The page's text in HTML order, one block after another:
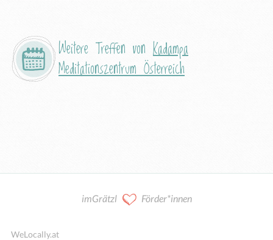
Weitere Treffen von Kadampa
Meditationszentrum Österreich
imGrätzl Förder*innen
WeLocally.at